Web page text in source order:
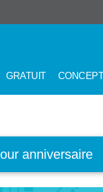
GRATUIT CONCEPT
anniversaire